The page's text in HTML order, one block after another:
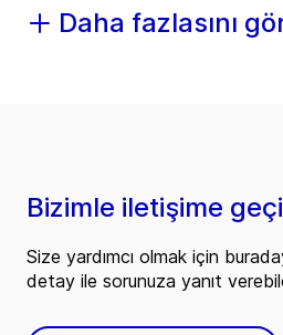
Daha fazlasını
Bizimle iletişime
Size yardımcı olmak için
detay ile sorunuza yanıt